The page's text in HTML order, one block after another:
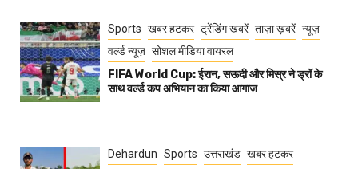
Sports खबर हटकर ट्रेंडिंग खबरें ताज़ा ख़बरें न्यूज़
वर्ल्ड न्यूज़ सोशल मीडिया वायरल
FIFA World Cup: ईरान, सऊदी और मिस्र ने ड्रॉ के
साथ वर्ल्ड कप अभियान का किया आगाज
Dehardun Sports उत्तराखंड खबर हटकर